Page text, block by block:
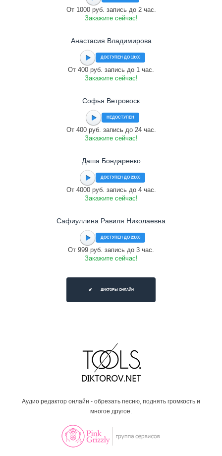
От 1000 руб. запись до 2 час.
Закажите сейчас!
Анастасия Владимирова
ДОСТУПЕН ДО 19:00
От 400 руб. запись до 1 час.
Закажите сейчас!
Софья Ветровоск
НЕДОСТУПЕН
От 400 руб. запись до 24 час.
Закажите сейчас!
Даша Бондаренко
ДОСТУПЕН ДО 23:00
От 4000 руб. запись до 4 час.
Закажите сейчас!
Сафиуллина Равиля Николаевна
ДОСТУПЕН ДО 23:00
От 999 руб. запись до 3 час.
Закажите сейчас!
ДИКТОРЫ ОНЛАЙН
Аудио редактор онлайн - обрезать песню, поднять громкость и
многое другое.